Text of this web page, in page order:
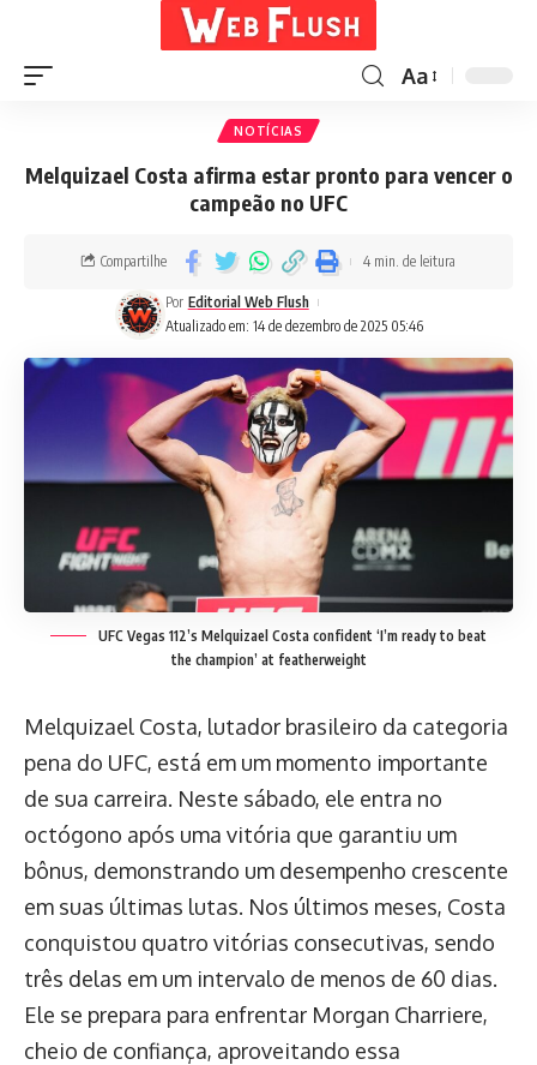
Aa
NOTÍCIAS
Melquizael Costa afirma estar pronto para vencer o
campeão no UFC
Atualizado em: 14 de dezembro de 2025 05:46
Por Editorial Web Flush
Compartilhe 4 min. de leitura
UFC Vegas 112’s Melquizael Costa confident ‘I’m ready to beat
the champion’ at featherweight
Melquizael Costa, lutador brasileiro da categoria
pena do UFC, está em um momento importante
de sua carreira. Neste sábado, ele entra no
octógono após uma vitória que garantiu um
bônus, demonstrando um desempenho crescente
em suas últimas lutas. Nos últimos meses, Costa
conquistou quatro vitórias consecutivas, sendo
três delas em um intervalo de menos de 60 dias.
Ele se prepara para enfrentar Morgan Charriere,
cheio de confiança, aproveitando essa